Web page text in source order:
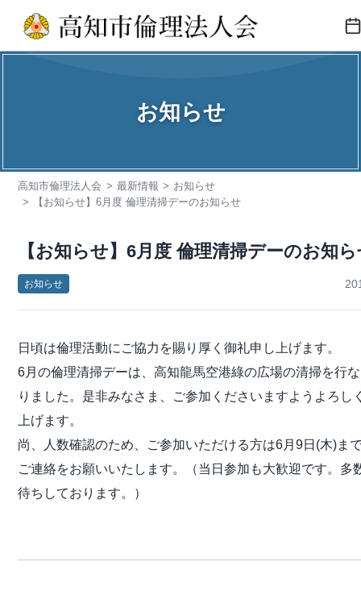
テ
キ
入会のご案内
お知らせ
高知市倫理法人会 最新情報
お知らせ
【お知らせ】6月度 倫理清掃デーのお知らせ
【お知らせ】6月度 倫理清掃デーのお知
お知らせ
日頃は倫理活動にご協力を賜り厚く御礼申し上げます。
6月の倫理清掃デーは、高知龍馬空港綠の広場の清掃を行
りました。是非みなさま、ご参加くださいますようよろし
上げます。
尚、人数確認のため、ご参加いただける方は6月9日(木)ま
ご連絡をお願いいたします。
（当日参加も大歓迎です。多
待ちしております。）